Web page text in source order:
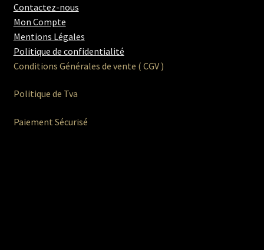
Contactez-nous
Mon Compte
Mentions Légales
Politique de confidentialité
Conditions Générales de vente ( CGV )
Politique de Tva
Paiement Sécurisé